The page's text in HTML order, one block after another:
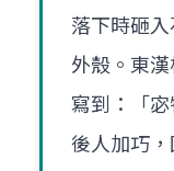
落下時砸
外殼。東
寫到：「
後人加巧，